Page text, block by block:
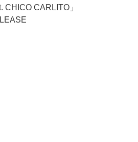
CHICO CARLITO」